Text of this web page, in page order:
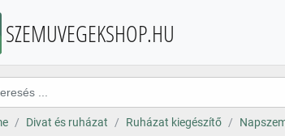
SZEMUVEGEKSHOP.HU
Divat és ruházat Ruházat kiegészítő